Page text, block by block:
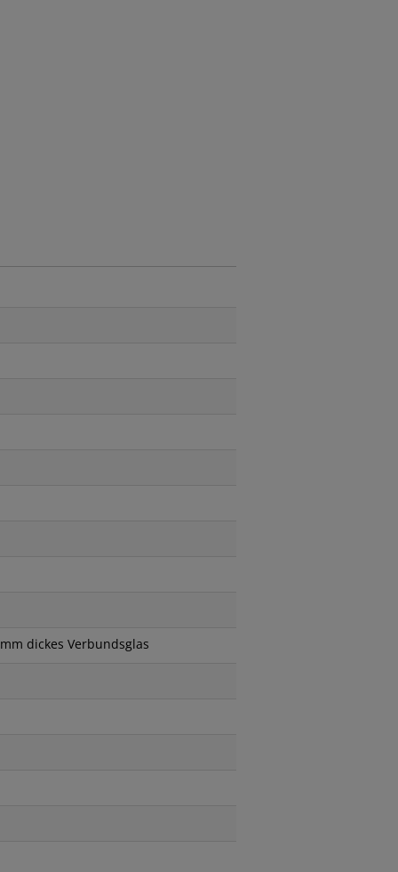
dickes Verbundsglas